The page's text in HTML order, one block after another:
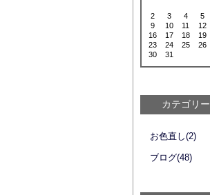
2
3 4 5
9
10 11 12
16
17 18 19
23
24 25 26
30
31
カテゴリー
お色直し(2)
ブログ(48)